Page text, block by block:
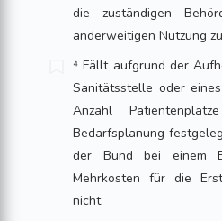
die zuständigen
anderweitigen Nutzung
⁴ Fällt aufgrund der
Sanitätsstelle oder
Anzahl
Bedarfsplanung
der Bund bei einem
Mehrkosten für die
nicht.